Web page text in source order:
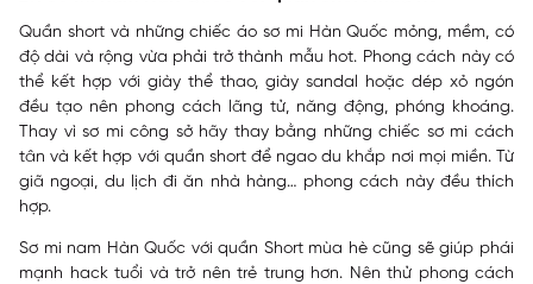
Quần short và những chiếc áo sơ mi Hàn Quốc mỏng, mềm, có
độ dài và rộng vừa phải trở thành mẫu hot. Phong cách này có
thể kết hợp với giày thể thao, giày sandal hoặc dép xỏ ngón
đều tạo nên phong cách lãng tử, năng động, phóng khoáng.
Thay vì sơ mi công sở hãy thay bằng những chiếc sơ mi cách
tân và kết hợp với quần short để ngao du khắp nơi mọi miền. Từ
giã ngoại, du lịch đi ăn nhà hàng… phong cách này đều thích
hợp.
Sơ mi nam Hàn Quốc với quần Short mùa hè cũng sẽ giúp phái
mạnh hack tuổi và trở nên trẻ trung hơn. Nên thử phong cách